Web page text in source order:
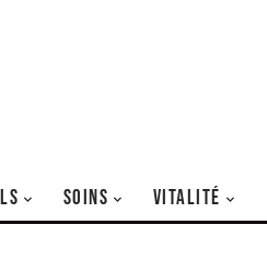
SOINS VITALITÉ